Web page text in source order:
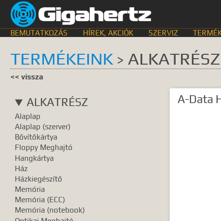
BEMUTATKOZÁS HÍREK, AKCIÓK SZERVIZ
KERESÉS HELYE
egyik sem
GyIK.
Gyártók
TALÁLATOK
TERMÉKEINK > ALKATRÉSZ
<< vissza
ALKATRÉSZ
Alaplap
Alaplap (szerver)
Bővítőkártya
Floppy Meghajtó
Hangkártya
Ház
Házkiegészítő
Memória
Memória (ECC)
Memória (notebook)
A-Data